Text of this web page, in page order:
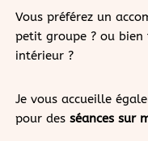
Vous préférez un
petit groupe ? ou
intérieur ?
Je vous accueille
pour des séances sur